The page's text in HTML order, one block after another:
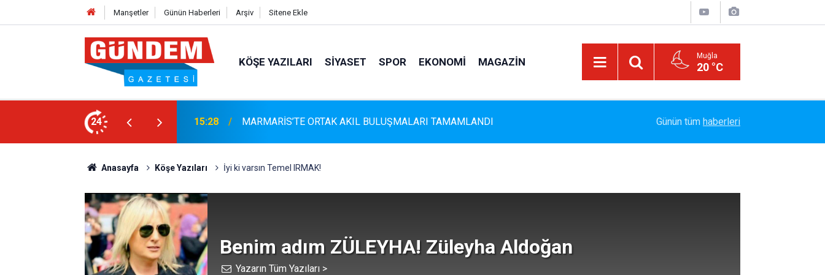
Manşetler Günün Haberleri Arşiv Sitene Ekle
KÖŞE YAZILARI SIYASET SPOR EKONOMI MAGAZIN Muğla
20 °C
24
TAMAMLANDI 14:44 Marmaris'te Çam Ağaçlarına Güvenli Dokunuş: Budama Çalışmaları Sürüyor SİRAÇ İÇİN LUNAPARKTA BULUŞUYORUZ
Günün tüm haberleri
Anasayfa Köşe Yazıları İyi ki varsın Temel IRMAK!
Benim adım ZÜLEYHA! Züleyha Aldoğan
Yazarın Tüm Yazıları >